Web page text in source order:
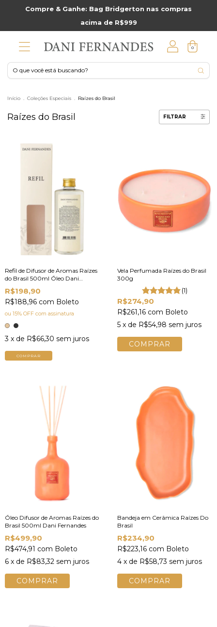
Compre & Ganhe: Bag Bridgerton nas compras
acima de R$999
0
Início Coleções Especiais Raízes do Brasil
Raízes do Brasil FILTRAR
Refil de Difusor de Aromas Raízes
do Brasil 500ml Óleo Dani
Fernandes
R$198,90
R$188,96 com Boleto
ou 15% OFF com assinatura
3 x de R$66,30 sem juros
COMPRAR
Vela Perfumada Raízes do Brasil
300g
(1)
R$274,90
R$261,16 com Boleto
5 x de R$54,98 sem juros
Óleo Difusor de Aromas Raízes do
Brasil 500ml Dani Fernandes
R$499,90
R$474,91 com Boleto
6 x de R$83,32 sem juros
Bandeja em Cerâmica Raízes Do
Brasil
R$234,90
R$223,16 com Boleto
4 x de R$58,73 sem juros